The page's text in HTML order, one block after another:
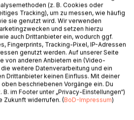
Prüfung einzutreten.
Sie zunächst die
der Betreuung. Die
zum Kernbereich der
bzw. eines Richters. In diesem
unabhängig und nur dem Gesetz,
Dienstaufsicht unterworfen
Grundgesetzes). Von
mir deshalb verwehrt, die
am Amtsgericht Stangler in
(z. B. Cookies oder
Tracking), um zu messen, wie häufig
sie genutzt wird. Wir verwenden
und setzen hierzu
auch Drittanbieter ein, wodurch ggf.
Fingerprints, Tracking-Pixel, IP-Adressen
genutzt werden. Auf unserer Seite
von anderen Anbietern ein (Video-
weitere Datenverarbeitung und ein
Drittanbieter keinen Einfluss. Mit deiner
beschriebenen Vorgänge ein. Du
im Footer unter „Privacy-Einstellungen“)
Zukunft widerrufen. (BoD-Impressum)